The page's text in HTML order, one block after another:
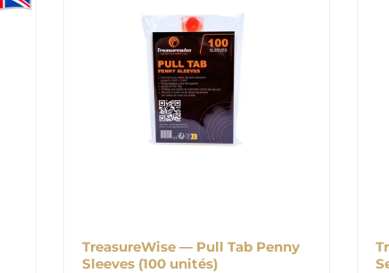
TreasureWise — Pull Tab Penny
Sleeves (100 unités)